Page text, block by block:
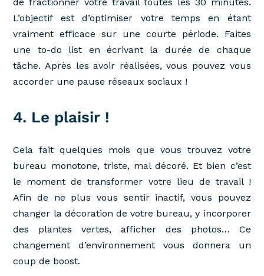
L’objectif est d’optimiser votre temps en étant
vraiment efficace sur une courte période. Faites
une to-do list en écrivant la durée de chaque
tâche. Après les avoir réalisées, vous pouvez vous
accorder une pause réseaux sociaux !
4. Le plaisir !
Cela fait quelques mois que vous trouvez votre
bureau monotone, triste, mal décoré. Et bien c’est
le moment de transformer votre lieu de travail !
Afin de ne plus vous sentir inactif, vous pouvez
changer la décoration de votre bureau, y incorporer
des plantes vertes, afficher des photos… Ce
changement d’environnement vous donnera un
coup de boost.